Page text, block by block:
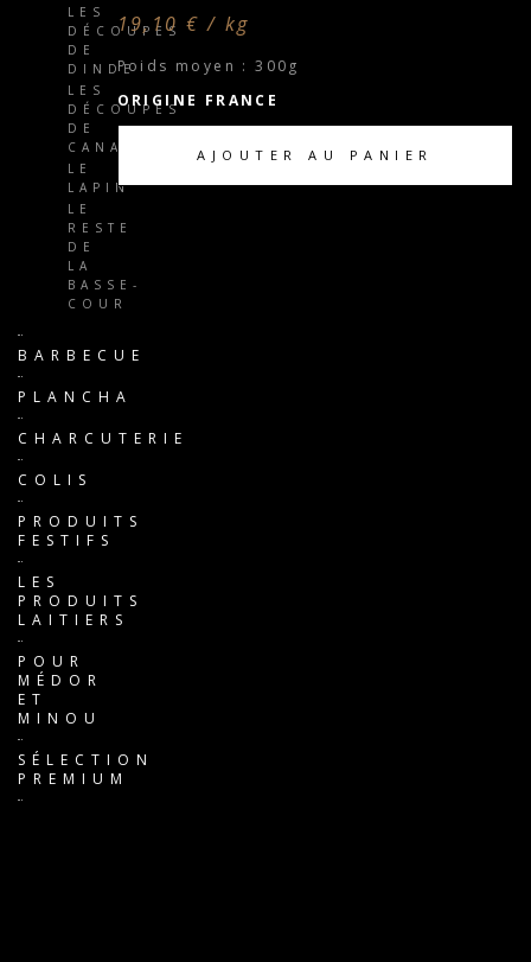
19,10 € / kg
Poids moyen : 300g
ORIGINE FRANCE
AJOUTER AU PANIER
LES
DÉCOUPES
DE
DINDE
LES
DÉCOUPES
DE
CANARD
LE
LAPIN
LE
RESTE
DE
LA
BASSE-
COUR
BARBECUE
PLANCHA
CHARCUTERIE
COLIS
PRODUITS
FESTIFS
LES
PRODUITS
LAITIERS
POUR
MÉDOR
ET
MINOU
SÉLECTION
PREMIUM